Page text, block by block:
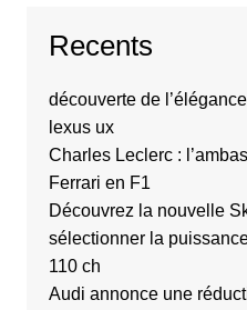
Recents
découverte de
lexus ux
Charles Leclerc :
Ferrari en F1
Découvrez la nouvelle
sélectionner la
110 ch
Audi annonce une